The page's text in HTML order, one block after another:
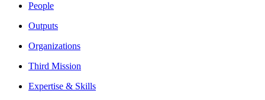
People
Outputs
Organizations
Third Mission
Expertise & Skills